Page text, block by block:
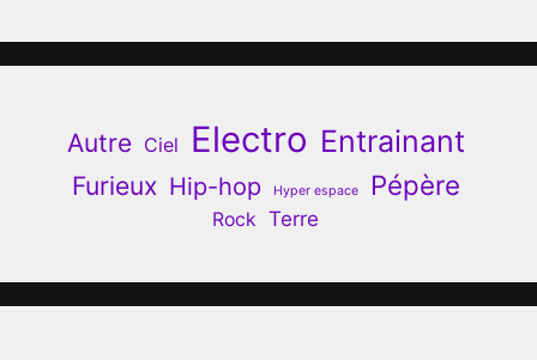
Autre Ciel Electro Entrainant
Furieux Hip-hop Hyper espace Pépère
Rock Terre